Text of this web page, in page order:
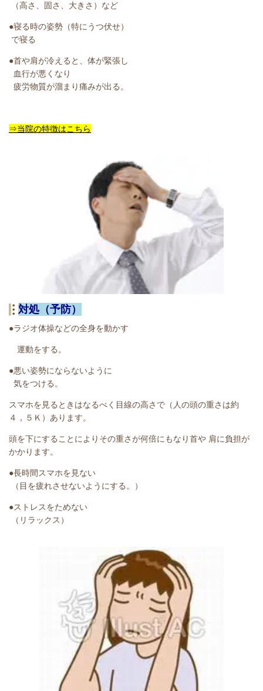
（高さ、固さ、大きさ）など
●寝る時の姿勢（特にうつ伏せ）
で寝る
●首や肩が冷えると、体が緊張し
血行が悪くなり
疲労物質が溜まり痛みが出る。
⇒当院の特徴はこちら
対処（予防）
●ラジオ体操などの全身を動かす
運動をする。
●悪い姿勢にならないように
気をつける。
スマホを見るときはなるべく目線の高さで（人の頭の重さは約
４，５Ｋ）あります。
頭を下にすることによりその重さが何倍にもなり首や 肩に負担が
かかります。
●長時間スマホを見ない
（目を疲れさせないようにする。）
●ストレスをためない
（リラックス）